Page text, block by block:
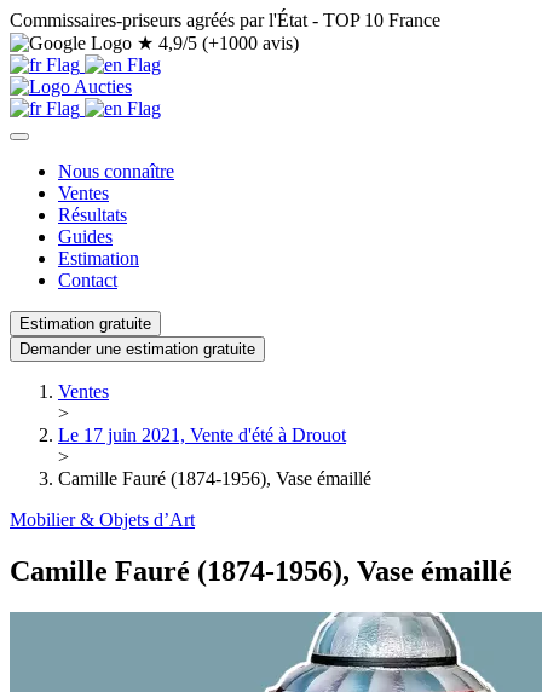
Commissaires-priseurs agréés par l'État - TOP 10 France
★ 4,9/5 (+1000 avis)
Nous connaître
Ventes
Résultats
Guides
Estimation
Contact
Estimation gratuite
Demander une estimation gratuite
Ventes
>
Le 17 juin 2021, Vente d'été à Drouot
>
Camille Fauré (1874-1956), Vase émaillé
Mobilier & Objets d’Art
Camille Fauré (1874-1956), Vase émaillé